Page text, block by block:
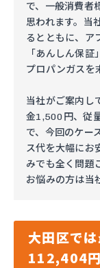
で、一般消費者
思われます。当
るとともに、ア
「あんしん保
プロパンガスを
当社がご案内し
金1,500円、従
で、今回のケー
ス代を大幅にお
みでも全く問題
お悩みの方は当
大田区で
112,404円